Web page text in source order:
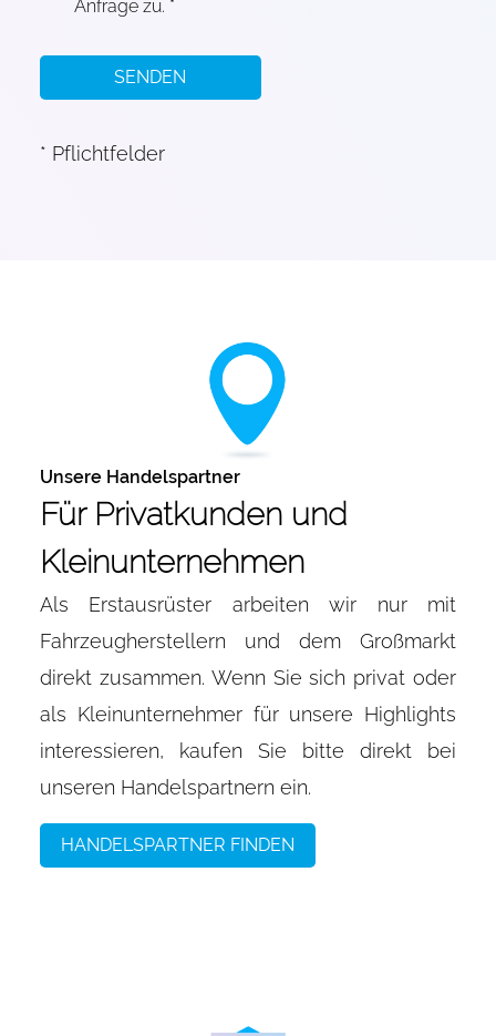
Anfrage zu. *
SENDEN
* Pflichtfelder
Unsere Handelspartner
Für Privatkunden und
Kleinunternehmen
Als Erstausrüster arbeiten wir nur mit
Fahrzeugherstellern und dem Großmarkt
direkt zusammen. Wenn Sie sich privat oder
als Kleinunternehmer für unsere Highlights
interessieren, kaufen Sie bitte direkt bei
unseren Handelspartnern ein.
HANDELSPARTNER FINDEN